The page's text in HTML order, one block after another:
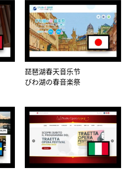
琵琶湖春天音乐节
びわ湖の春音楽祭